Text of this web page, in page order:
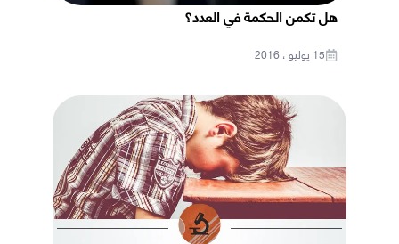
هل تكمن الحكمة في العدد؟
15 يوليو ، 2016